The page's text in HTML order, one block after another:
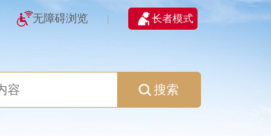
无障碍浏览 | 长者模式
搜索